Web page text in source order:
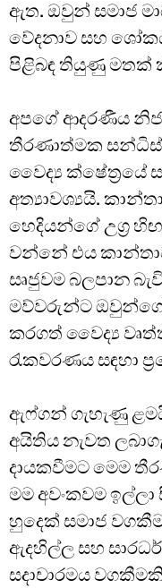
ඇත. ඔවුන් සමාජ
වේදනාව සහ
පිළිබඳ තියුණු මතක්
අපගේ ආදරණීය
තීරණාත්මක
වෛද්‍ය ක්ෂේත්‍රයේ
අත්‍යාවශ්‍යයි.
හෙදියන්ගේ උග්‍ර
වන්නේ එය
සෘජුවම බලපාන
මව්වරුන්ට ඔවුන්ගේ
කරගත් වෛද්‍ය
රැකවරණය සඳහා
ඇෆ්ගන් ගැහැණු
අයිතිය නැවත
දායකවීමට මෙම
මම අවංකවම ඉල්ලා
හුදෙක් සමාජ
ඇදහිල්ල සහ
සදාචාරමය